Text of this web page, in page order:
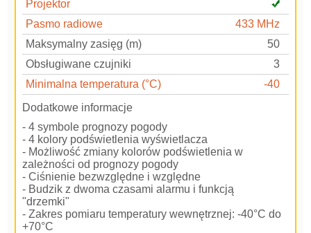
Projektor
Pasmo radiowe
433 MHz
Maksymalny zasięg (m)
50
Obsługiwane czujniki
3
Minimalna temperatura (°C)
-40
Dodatkowe informacje
- 4 symbole prognozy pogody
- 4 kolory podświetlenia wyświetlacza
- Możliwość zmiany kolorów podświetlenia w
zależności od prognozy pogody
- Ciśnienie bezwzględne i względne
- Budzik z dwoma czasami alarmu i funkcją
"drzemki"
- Zakres pomiaru temperatury wewnętrznej: -40°C do
+70°C